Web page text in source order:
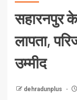
सहारनपुर
लापता,
उम्मीद
dehradunplus